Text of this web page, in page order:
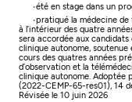
été en stage dans un
pratiqué la médecine de
à l’intérieur des quatre
sera accordée aux
clinique autonome, soutenue
cours des quatres années
d’observation et la
clinique autonome. Adoptée
(2022-CEMP-65-res01), 14
Révisée le 10 juin 2026